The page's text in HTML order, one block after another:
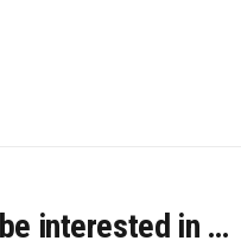
interested in …